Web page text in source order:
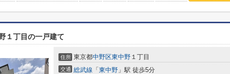
１丁目の一戸建て
住所 東京都中野区東中野 １丁目
交通 総武線 「 東中野 」駅 徒歩5分